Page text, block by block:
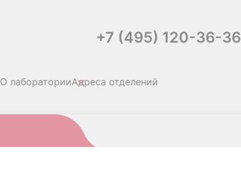
+7 (495) 120-36-36
О лабораторииАдреса отделений